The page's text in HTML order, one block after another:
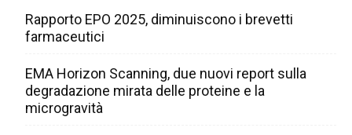
Rapporto EPO 2025, diminuiscono i brevetti
farmaceutici
EMA Horizon Scanning, due nuovi report sulla
degradazione mirata delle proteine e la
microgravità